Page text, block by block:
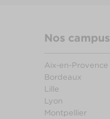
Nos campus
Aix-en-Provence
Bordeaux
Lille
Lyon
Montpellier